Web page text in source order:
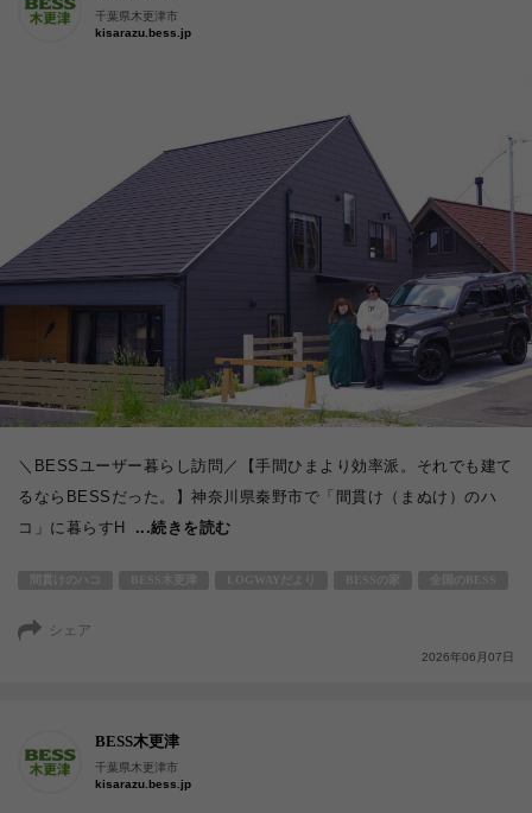
千葉県木更津市
kisarazu.bess.jp
＼BESSユーザー暮らし訪問／【手間ひまより効率派。それでも建て
るならBESSだった。】神奈川県秦野市で「間貫け（まぬけ）のハ
コ」に暮らすH
...続きを読む
シェア
2026年06月07日
BESS木更津
千葉県木更津市
kisarazu.bess.jp